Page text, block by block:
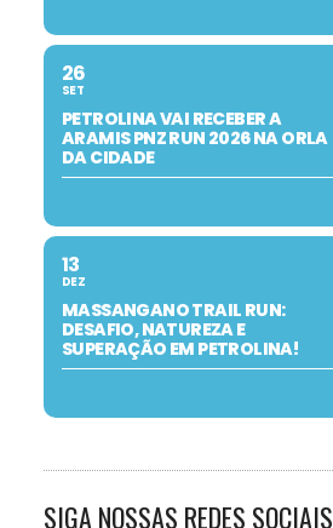
26
SET
PETROLINA VAI RECEBER A
ARAMIS PNZ RUN 2026 NA ORLA
DA CIDADE
13
DEZ
MASSANGANO TRAIL RUN:
DESAFIO, NATUREZA E
SUPERAÇÃO EM PETROLINA!
SIGA NOSSAS REDES SOCIAIS